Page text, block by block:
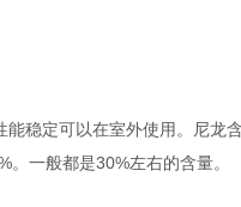
能稳定可以在室外使用。尼龙
一般都是30%左右的含量。